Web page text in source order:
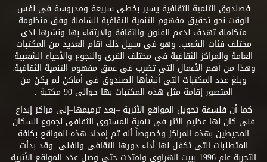
فصندوق التنمية الثقافية يسير بخطى سريعة ومدروسة فى نفس
الوقت نحو تحقيق مفهوم التنمية الثقافية الشاملة وفق منظومة
متكاملة تهدف لدعم الفنون والثقافة والارتقاء بها ونشرها لدى
مختلف فئات الشعب. وهو فى سبيل ذلك أقام العديد من المكتبات
العامة والمراكز الثقافية فى مختلف القرى والنجوع والأحياء الشعبية
وهذا من أهم الأعمال التى تضرب فى عمق مفهوم التنمية الثقافية.
وبلغ عدد المكتبات التى أنشأها الصندوق فى أماكن لم يكن من
المتصور إقامة مثل هذه المكتبات بها حوالى 90 مكتبة .
كما أن فلسفة تحويل المواقع الأثرية –بعد ترميمها–إلى مراكز إبداع
فنى كان لها عظيم الأثر فى تنمية المستوى الثقافى لجموع السكان
المحيطين بهذه المراكز وخصوصاً أنه تم إمداد هذه المواقع بكافة
المتطلبات التى تكفل لها أداء دورها الثقافى والفنى. وقد بدأت
التجربة عام 1996 ببيت الهراوى وامتدت حتى وصل عدد المواقع الأثرية